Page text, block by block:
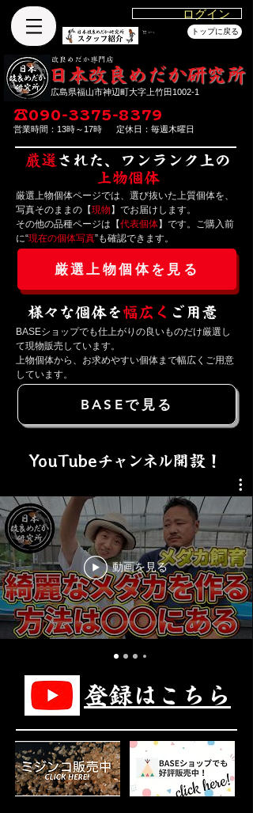
ログイン
カート トップに戻る
​日本改良めだか研究所
広島県福山市神辺町大字上竹田1002-1
改良めだか専門店
☎090-3375-8379
営業時間：13時～17時 定休日：毎週木曜日
厳選 された、ワンランク上の
上物個体
厳選上物個体ページでは、選び抜いた上質個体を、
写真そのままの【現物 】でお届けします。
その他の品種ページは【代表個体】です。ご購入前
に“現在の個体写真”も確認できます。
厳選上物個体を見る
様々な個体を幅広く ご用意
BASEショップでも仕上がりの良いものだけ厳選し
て現物販売しています。
上物個体から、お求めやすい個体まで幅広くご用意
しています。
BASEで見る
YouTubeチャンネル開設！
動画を見る
登録はこちら